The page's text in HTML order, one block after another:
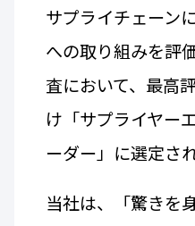
サプライチェーン
への取り組みを評
査において、最高
け「サプライヤー
ーダー」に選定さ
当社は、「驚きを